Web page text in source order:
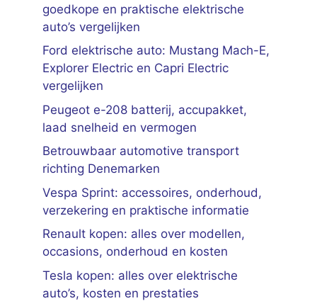
goedkope en praktische elektrische
auto’s vergelijken
Ford elektrische auto: Mustang Mach-E,
Explorer Electric en Capri Electric
vergelijken
Peugeot e-208 batterij, accupakket,
laad snelheid en vermogen
Betrouwbaar automotive transport
richting Denemarken
Vespa Sprint: accessoires, onderhoud,
verzekering en praktische informatie
Renault kopen: alles over modellen,
occasions, onderhoud en kosten
Tesla kopen: alles over elektrische
auto’s, kosten en prestaties